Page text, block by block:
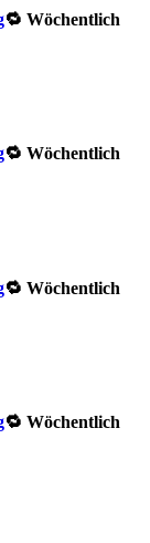
🔁 Wöchentlich
🔁 Wöchentlich
🔁 Wöchentlich
🔁 Wöchentlich